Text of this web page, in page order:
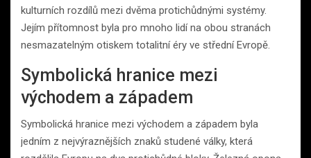
kulturních rozdílů mezi dvěma protichůdnými systémy.
Jejím přítomnost byla pro mnoho lidí na obou stranách
nesmazatelným otiskem totalitní éry ve střední Evropě.
Symbolická hranice mezi
východem a západem
Symbolická hranice mezi východem a západem byla
jedním z nejvýraznějších znaků studené války, která